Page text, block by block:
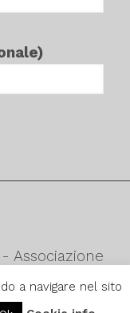
Associazione
turistica
a navigare nel sito